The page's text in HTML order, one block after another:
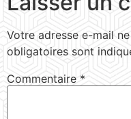
Votre adresse e-mail
obligatoires sont
Commentaire*